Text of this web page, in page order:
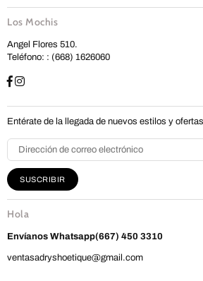
Los Mochis
Angel Flores 510.
Teléfono: : (668) 1626060
Entérate de la llegada de nuevos estilos y
SUSCRIBIR
Hola
Envíanos Whatsapp(667) 450 3310
ventasadryshoetique@gmail.com